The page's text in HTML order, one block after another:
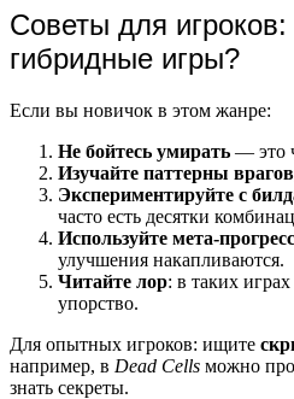
Советы для игроков:
гибридные игры?
Если вы новичок в этом жанре:
Не бойтесь умирать — это
Изучайте паттерны врагов
Экспериментируйте с
часто есть десятки
Используйте мета-прогресс
улучшения накапливаются.
Читайте лор: в таких
упорство.
Для опытных игроков: ищите
например, в Dead Cells можно
знать секреты.